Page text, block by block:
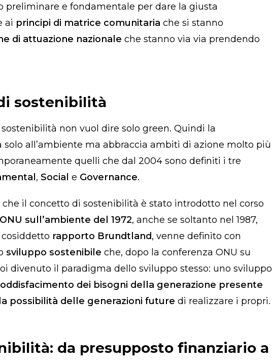
preliminare e fondamentale per dare la giusta
ai principi di matrice comunitaria che si stanno
di attuazione nazionale che stanno via via prendendo
sostenibilità
non vuol dire solo green. Quindi la
all’ambiente ma abbraccia ambiti di azione molto più
quelli che dal 2004 sono definiti i tre
, Social e Governance.
il concetto di sostenibilità è stato introdotto nel corso
sull’ambiente del 1972, anche se soltanto nel 1987,
rapporto Brundtland, venne definito con
sviluppo sostenibile che, dopo la conferenza ONU su
divenuto il paradigma dello sviluppo stesso: uno sviluppo
dei bisogni della generazione presente
possibilità delle generazioni future di realizzare i propri.
da presupposto finanziario a